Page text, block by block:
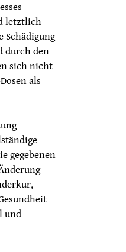
letztlich
Schädigung
durch den
sich nicht
als
gegebenen
und